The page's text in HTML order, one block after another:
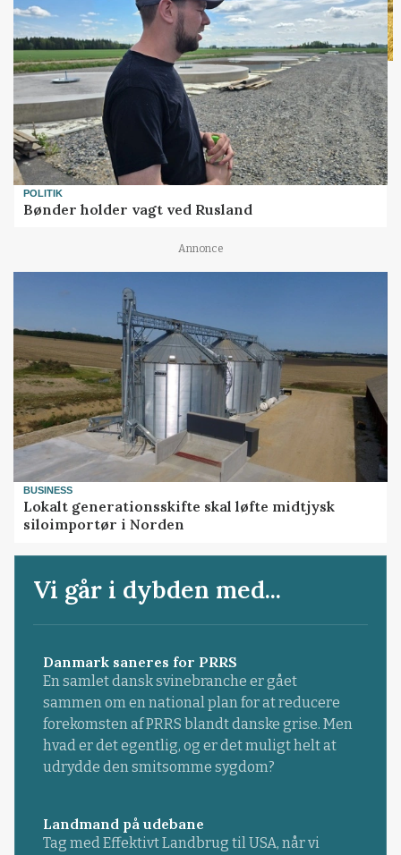
POLITIK
Bønder holder vagt ved Rusland
Annonce
BUSINESS
Lokalt generationsskifte skal løfte midtjysk
siloimportør i Norden
Vi går i dybden med...
Danmark saneres for PRRS
En samlet dansk svinebranche er gået
sammen om en national plan for at reducere
forekomsten af PRRS blandt danske grise. Men
hvad er det egentlig, og er det muligt helt at
udrydde den smitsomme sygdom?
Landmand på udebane
Tag med Effektivt Landbrug til USA, når vi